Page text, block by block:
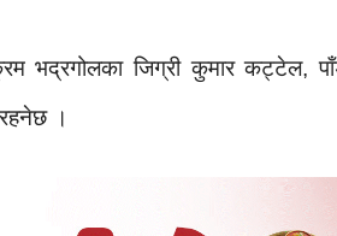
भद्रगोलका जिग्री कुमार कट्टेल,
।